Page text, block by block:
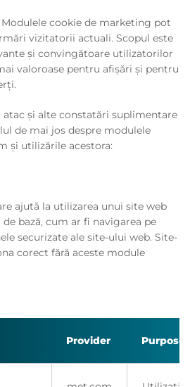
Modulele cookie de marketing pot
vizitatorii actuali. Scopul este
și convingătoare utilizatorilor
valoroase pentru afișări și pentru
atac și alte constatări suplimentare
de mai jos despre modulele
și utilizările acestora:
ajută la utilizarea unui site web
bază, cum ar fi navigarea pe
securizate ale site-ului web. Site-
corect fără aceste module
Provider Purpose